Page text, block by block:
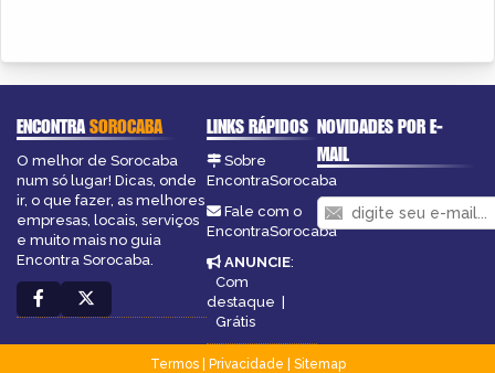
ENCONTRASOROCABA
O melhor de Sorocaba
num só lugar! Dicas, onde
ir, o que fazer, as melhores
empresas, locais, serviços
e muito mais no guia
Encontra Sorocaba.
LINKS RÁPIDOS
Sobre
EncontraSorocaba
Fale com o
EncontraSorocaba
ANUNCIE:
Com
destaque |
Grátis
NOVIDADES POR E-
MAIL
Termos| Privacidade
Sitemap